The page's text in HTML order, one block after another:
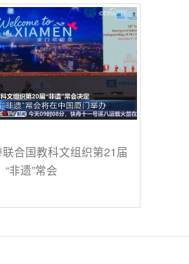
合国教科文组织第21届
“非遗”常会